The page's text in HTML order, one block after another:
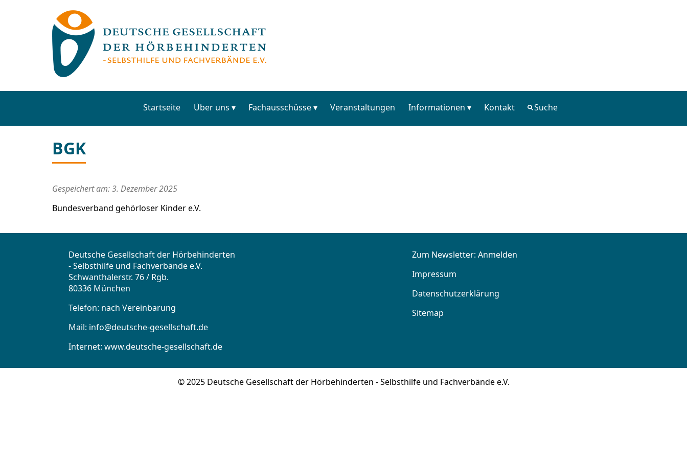
Startseite Über uns Fachausschüsse Veranstaltungen Informationen Kontakt Suche
BGK
Gespeichert am: 3. Dezember 2025
Bundesverband gehörloser Kinder e.V.
Deutsche Gesellschaft der Hörbehinderten
- Selbsthilfe und Fachverbände e.V.
Schwanthalerstr. 76 / Rgb.
80336 München
Telefon: nach Vereinbarung
Mail: info@deutsche-gesellschaft.de
Internet: www.deutsche-gesellschaft.de
Zum Newsletter:Anmelden
Impressum
Datenschutzerklärung
Sitemap
© 2025 Deutsche Gesellschaft der Hörbehinderten - Selbsthilfe und Fachverbände e.V.